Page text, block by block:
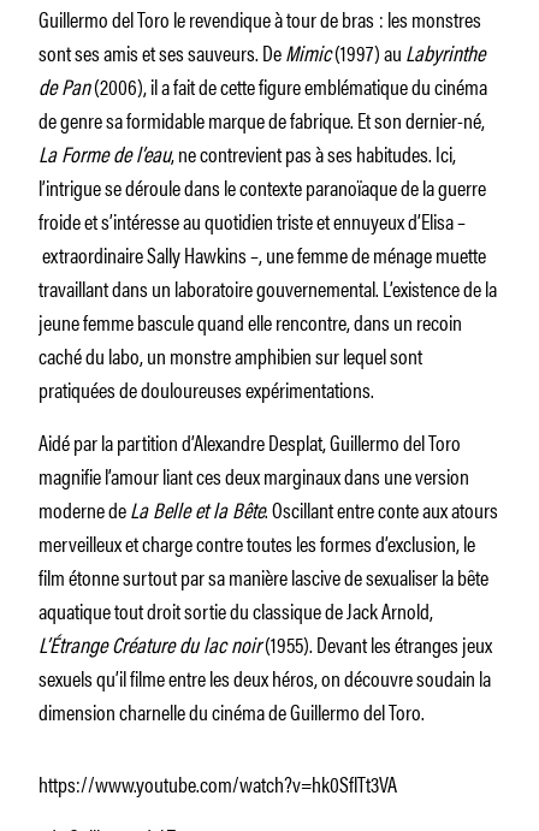
Guillermo del Toro le revendique à tour de bras : les monstres
sont ses amis et ses sauveurs. DeMimic(1997) auLabyrinthe
de Pan(2006), il a fait de cette figure emblématique du cinéma
de genre sa formidable marque de fabrique. Et son dernier-né,
La Forme de l’eau, ne contrevient pas à ses habitudes. Ici,
l’intrigue se déroule dans le contexte paranoïaque de la guerre
froide et s’intéresse au quotidien triste et ennuyeux d’Elisa –
extraordinaire Sally Hawkins –, une femme de ménage muette
travaillant dans un laboratoire gouvernemental. L’existence de la
jeune femme bascule quand elle rencontre, dans un recoin
caché du labo, un monstre amphibien sur lequel sont
pratiquées de douloureuses expérimentations.
Aidé par la partition d’Alexandre Desplat, Guillermo del Toro
magnifie l’amour liant ces deux marginaux dans une version
moderne deLa Belle et la Bête. Oscillant entre conte aux atours
merveilleux et charge contre toutes les formes d’exclusion, le
film étonne surtout par sa manière lascive de sexualiser la bête
aquatique tout droit sortie du classique de Jack Arnold,
L’Étrange Créature du lac noir(1955). Devant les étranges jeux
sexuels qu’il filme entre les deux héros, on découvre soudain la
dimension charnelle du cinéma de Guillermo del Toro.
https://www.youtube.com/watch?v=hk0SflTt3VA